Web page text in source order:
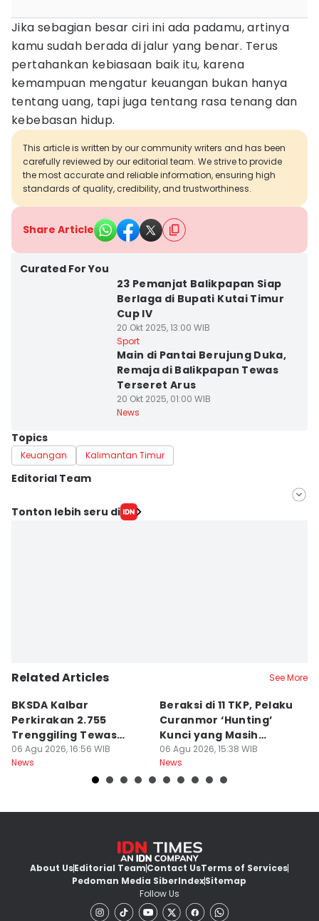
Jika sebagian besar ciri ini ada padamu, artinya
kamu sudah berada di jalur yang benar. Terus
pertahankan kebiasaan baik itu, karena
kemampuan mengatur keuangan bukan hanya
tentang uang, tapi juga tentang rasa tenang dan
kebebasan hidup.
This article is written by our community writers and has been
carefully reviewed by our editorial team. We strive to provide
the most accurate and reliable information, ensuring high
standards of quality, credibility, and trustworthiness.
Share Article
Curated For You
23 Pemanjat Balikpapan Siap
Berlaga di Bupati Kutai Timur
Cup IV
20 Okt 2025, 13:00 WIB
Sport
Main di Pantai Berujung Duka,
Remaja di Balikpapan Tewas
Terseret Arus
20 Okt 2025, 01:00 WIB
News
Topics
Keuangan Kalimantan Timur
Editorial Team
Editor
Tonton lebih seru di
Related Articles See More
BKSDA Kalbar
Perkirakan 2.755
Trenggiling Tewas
untuk Dapat 551 Kg Sisik
06 Agu 2026, 16:56 WIB
News
Beraksi di 11 TKP, Pelaku
Curanmor ‘Hunting’
Kunci yang Masih
Menempel
06 Agu 2026, 15:38 WIB
News
About UsEditorial TeamContact UsTerms of Services
Pedoman Media SiberIndexSitemap
Follow Us